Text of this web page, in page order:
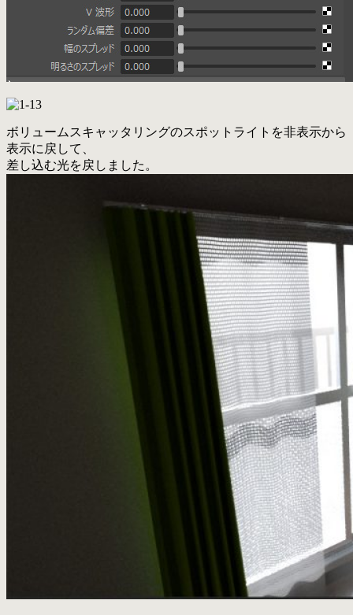
ボリュームスキャッタリングのスポットライトを非表示から
表示に戻して、
差し込む光を戻しました。